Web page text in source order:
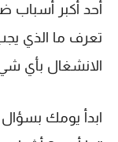
أحد أكبر أسباب
تعرف ما الذي
الانشغال بأي
ابدأ يومك